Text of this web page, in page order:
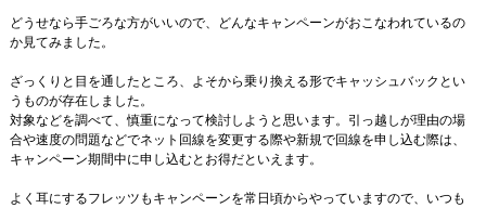
どうせなら手ごろな方がいいので、どんなキャンペーンがおこなわれているの
か見てみました。
ざっくりと目を通したところ、よそから乗り換える形でキャッシュバックとい
うものが存在しました。
対象などを調べて、慎重になって検討しようと思います。引っ越しが理由の場
合や速度の問題などでネット回線を変更する際や新規で回線を申し込む際は、
キャンペーン期間中に申し込むとお得だといえます。
よく耳にするフレッツもキャンペーンを常日頃からやっていますので、いつも